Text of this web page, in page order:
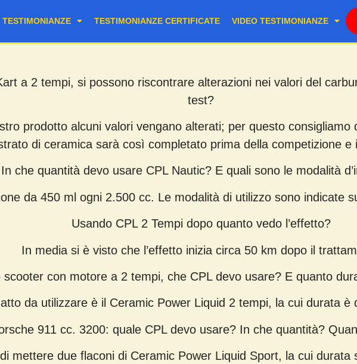
TESTIMONIANZE TESTIMONIANZE CERTIFICATE VIDEO TESTIMONIANZE
a 2 tempi, si possono riscontrare alterazioni nei valori del
test?
prodotto alcuni valori vengano alterati; per questo
di ceramica sarà così completato prima della competizione
In che quantità devo usare CPL Nautic? E quali sono le modalità
da 450 ml ogni 2.500 cc. Le modalità di utilizzo sono indicate
Usando CPL 2 Tempi dopo quanto vedo l’effetto?
In media si è visto che l’effetto inizia circa 50 km dopo il
scooter con motore a 2 tempi, che CPL devo usare? E quanto
da utilizzare è il Ceramic Power Liquid 2 tempi, la cui durata è
911 cc. 3200: quale CPL devo usare? In che quantità?
mettere due flaconi di Ceramic Power Liquid Sport, la cui durata